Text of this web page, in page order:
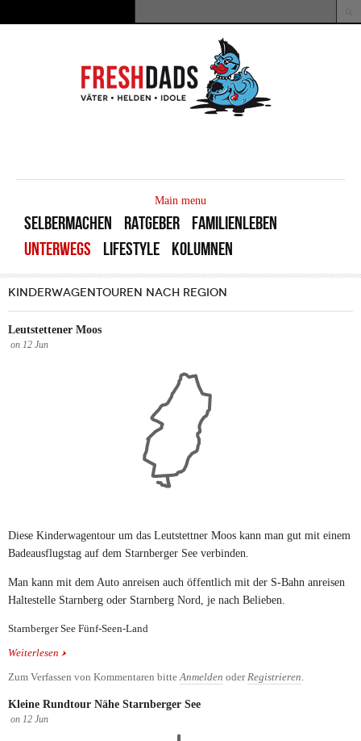
Suchformular
Main menu
SELBERMACHEN RATGEBER
FAMILIENLEBEN
UNTERWEGS
LIFESTYLE KOLUMNEN
KINDERWAGENTOUREN NACH REGION
Leutstettener Moos
on 12 Jun
Diese Kinderwagentour um das Leutstettner Moos kann man gut mit einem
Badeausflugstag auf dem Starnberger See verbinden.
Man kann mit dem Auto anreisen auch öffentlich mit der S-Bahn anreisen
Haltestelle Starnberg oder Starnberg Nord, je nach Belieben.
Starnberger See Fünf-Seen-Land
Weiterlesen über Leutstettener Moos
Zum Verfassen von Kommentaren bitteAnmelden oderRegistrieren.
Kleine Rundtour Nähe Starnberger See
on 12 Jun